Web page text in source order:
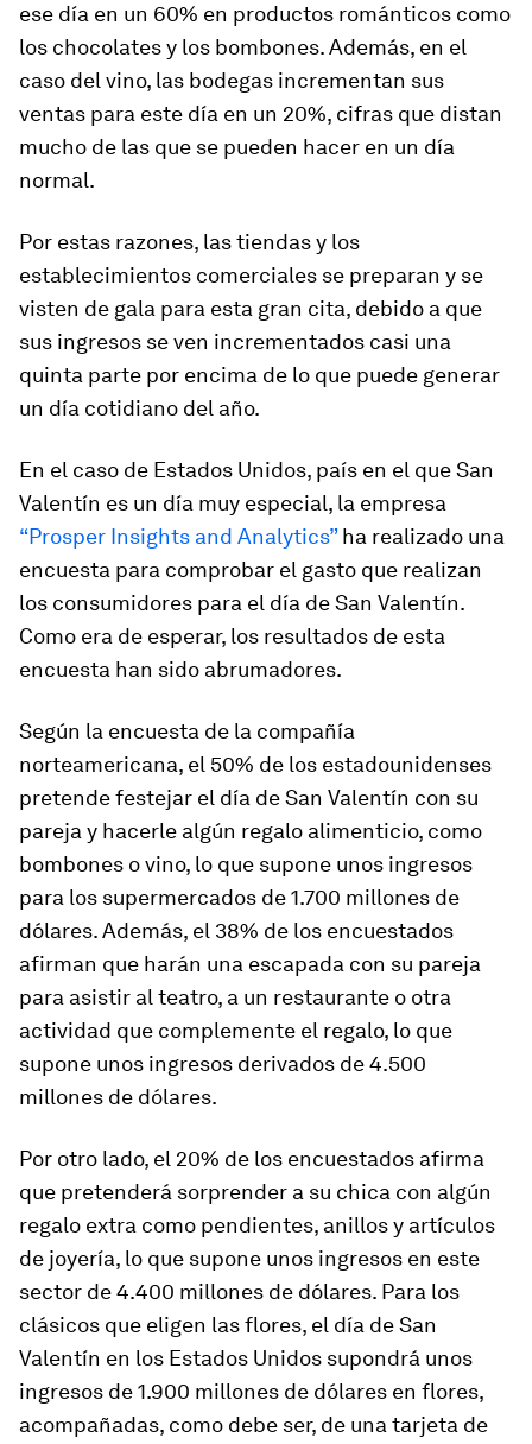
ese día en un 60% en productos románticos como
los chocolates y los bombones. Además, en el
caso del vino, las bodegas incrementan sus
ventas para este día en un 20%, cifras que distan
mucho de las que se pueden hacer en un día
normal.
Por estas razones, las tiendas y los
establecimientos comerciales se preparan y se
visten de gala para esta gran cita, debido a que
sus ingresos se ven incrementados casi una
quinta parte por encima de lo que puede generar
un día cotidiano del año.
En el caso de Estados Unidos, país en el que San
Valentín es un día muy especial, la empresa
“Prosper Insights and Analytics”ha realizado una
encuesta para comprobar el gasto que realizan
los consumidores para el día de San Valentín.
Como era de esperar, los resultados de esta
encuesta han sido abrumadores.
Según la encuesta de la compañía
norteamericana, el 50% de los estadounidenses
pretende festejar el día de San Valentín con su
pareja y hacerle algún regalo alimenticio, como
bombones o vino, lo que supone unos ingresos
para los supermercados de 1.700 millones de
dólares. Además, el 38% de los encuestados
afirman que harán una escapada con su pareja
para asistir al teatro, a un restaurante o otra
actividad que complemente el regalo, lo que
supone unos ingresos derivados de 4.500
millones de dólares.
Por otro lado, el 20% de los encuestados afirma
que pretenderá sorprender a su chica con algún
regalo extra como pendientes, anillos y artículos
de joyería, lo que supone unos ingresos en este
sector de 4.400 millones de dólares. Para los
clásicos que eligen las flores, el día de San
Valentín en los Estados Unidos supondrá unos
ingresos de 1.900 millones de dólares en flores,
acompañadas, como debe ser, de una tarjeta de